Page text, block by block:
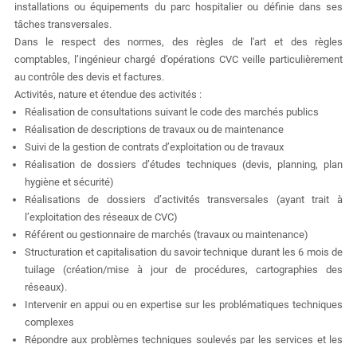
installations ou équipements du parc hospitalier ou définie dans ses
tâches transversales.
Dans le respect des normes, des règles de l'art et des règles
comptables, l’ingénieur chargé d’opérations CVC veille particulièrement
au contrôle des devis et factures.
Activités, nature et étendue des activités :
Réalisation de consultations suivant le code des marchés publics
Réalisation de descriptions de travaux ou de maintenance
Suivi de la gestion de contrats d’exploitation ou de travaux
Réalisation de dossiers d’études techniques (devis, planning, plan
hygiène et sécurité)
Réalisations de dossiers d’activités transversales (ayant trait à
l’exploitation des réseaux de CVC)
Référent ou gestionnaire de marchés (travaux ou maintenance)
Structuration et capitalisation du savoir technique durant les 6 mois de
tuilage (création/mise à jour de procédures, cartographies des
réseaux).
Intervenir en appui ou en expertise sur les problématiques techniques
complexes
Répondre aux problèmes techniques soulevés par les services et les